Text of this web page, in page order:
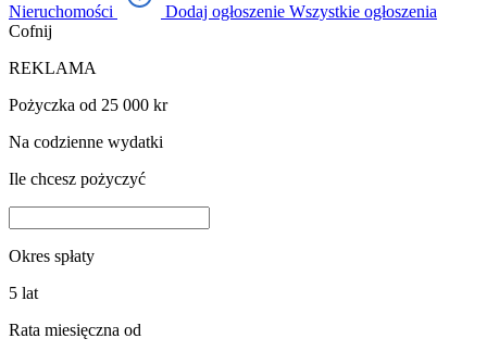
Nieruchomości Dodaj ogłoszenie Wszystkie ogłoszenia
Cofnij
REKLAMA
Pożyczka od 25 000 kr
Na codzienne wydatki
Ile chcesz pożyczyć
Okres spłaty
5 lat
Rata miesięczna od